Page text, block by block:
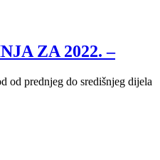
ZA 2022. –
od prednjeg do središnjeg dijela